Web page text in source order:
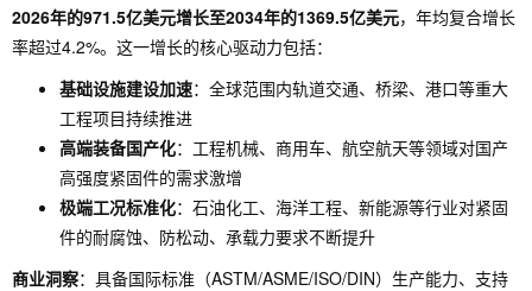
2026年的971.5亿美元增长至2034年的1369.5亿美元，年均复合增长
率超过4.2%。这一增长的核心驱动力包括：
基础设施建设加速：全球范围内轨道交通、桥梁、港口等重大
工程项目持续推进
高端装备国产化：工程机械、商用车、航空航天等领域对国产
高强度紧固件的需求激增
极端工况标准化：石油化工、海洋工程、新能源等行业对紧固
件的耐腐蚀、防松动、承载力要求不断提升
商业洞察：具备国际标准（ASTM/ASME/ISO/DIN）生产能力、支持